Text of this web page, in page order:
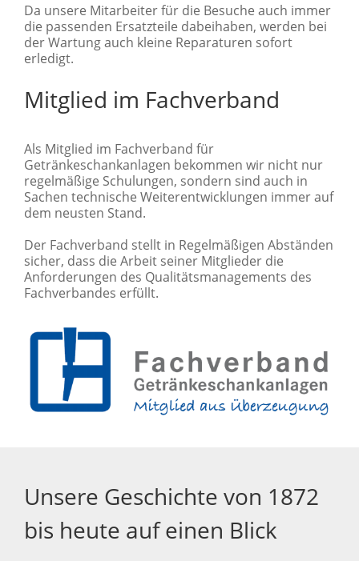
Da unsere Mitarbeiter für die Besuche auch immer
die passenden Ersatzteile dabeihaben, werden bei
der Wartung auch kleine Reparaturen sofort
erledigt.
Mitglied im Fachverband
Als Mitglied im Fachverband für
Getränkeschankanlagen bekommen wir nicht nur
regelmäßige Schulungen, sondern sind auch in
Sachen technische Weiterentwicklungen immer auf
dem neusten Stand.
Der Fachverband stellt in Regelmäßigen Abständen
sicher, dass die Arbeit seiner Mitglieder die
Anforderungen des Qualitätsmanagements des
Fachverbandes erfüllt.
Unsere Geschichte von 1872
bis heute auf einen Blick